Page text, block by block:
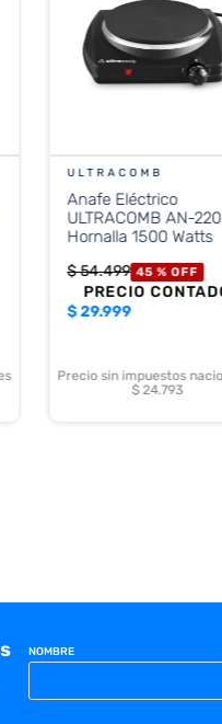
ULTRACOMB
Anafe Eléctrico
ULTRACOMB AN-
Hornalla 1500 Watts
$54.499 45 % OFF
PRECIO
$29.999
Precio sin impuestos
$ 24.793
NOMBRE